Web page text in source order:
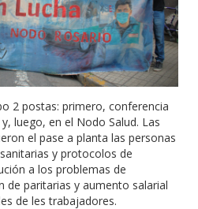
2 postas: primero, conferencia
luego, en el Nodo Salud. Las
el pase a planta las personas
y protocolos de
a los problemas de
de paritarias y aumento salarial
de les trabajadores.